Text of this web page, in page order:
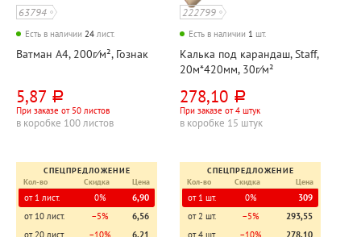
63794
Есть в наличии 24 лист.
Ватман А4, 200г⁄м², Гознак
5,87 руб.
При заказе от 50 листов
в коробке 100 листов
СПЕЦПРЕДЛОЖЕНИЕ
Кол-во
Скидка Цена
от 1 лист. 0%
6,90
от 10 лист.
−5%
6,56
от 20 лист.
−10%
6,21
222799
Есть в наличии 1 шт.
Калька под карандаш, Staff,
20м*420мм, 30г⁄м²
278,10 руб.
При заказе от 4 штук
в коробке 15 штук
СПЕЦПРЕДЛОЖЕНИЕ
Кол-во
Скидка Цена
от 1 шт. 0%
309
от 2 шт.
−5%
293,55
от 4 шт.
−10% 278,10